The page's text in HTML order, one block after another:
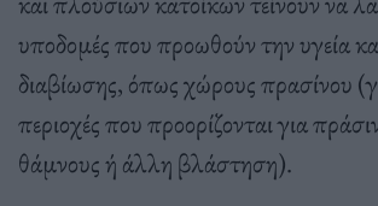
υποδομές που προωθούν την υγεία
διαβίωσης, όπως χώρους πρασίνου
περιοχές που προορίζονται για
θάμνους ή άλλη βλάστηση).